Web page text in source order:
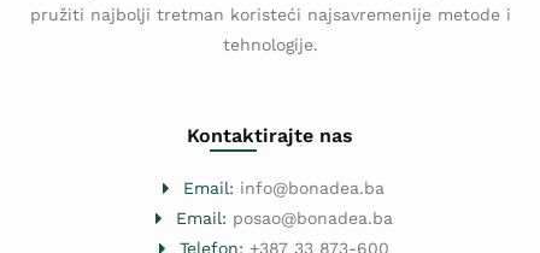
pružiti najbolji tretman koristeći najsavremenije metode i
tehnologije.
Kontaktirajte nas
Email: info@bonadea.ba
Email: posao@bonadea.ba
Telefon: +387 33 873-600